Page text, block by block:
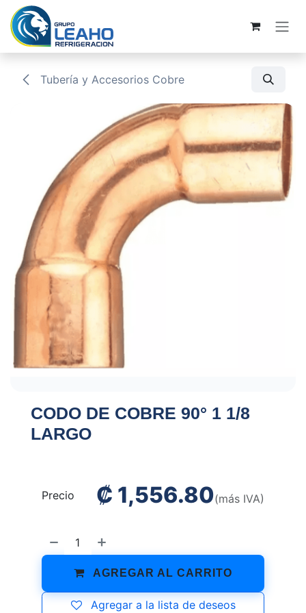
Ir al contenido
Tubería y Accesorios Cobre
CODO DE COBRE 90° 1 1/8
LARGO
AGREGAR AL CARRITO
Agregar a la lista de deseos
Precio ₡ 1,556.80(más IVA)